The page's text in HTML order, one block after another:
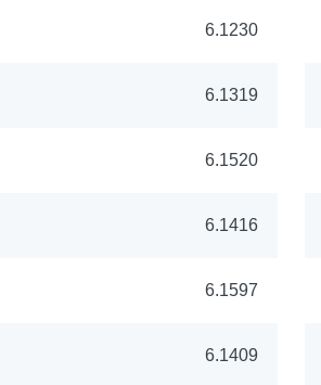
6.1230
6.1319
6.1520
6.1416
6.1597
6.1409